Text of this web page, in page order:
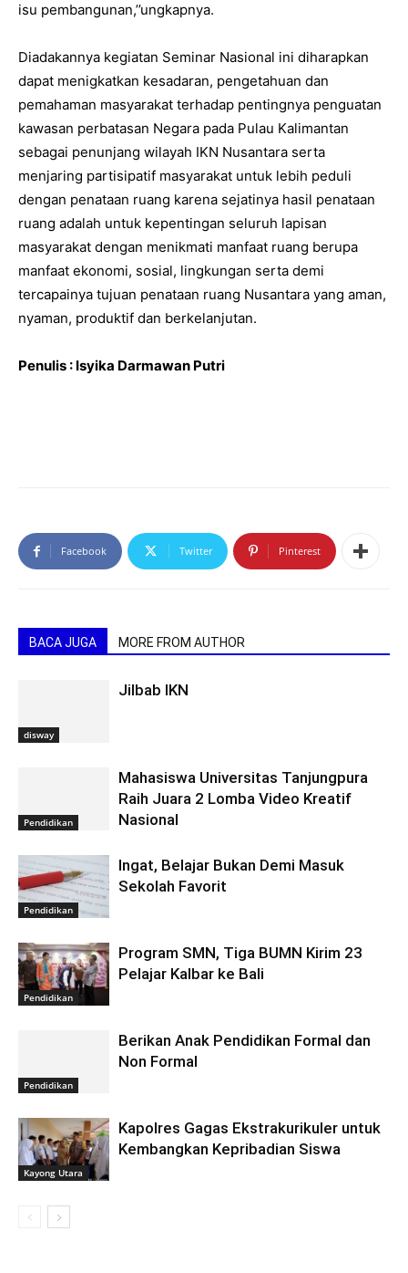
isu pembangunan,’’ungkapnya.
Diadakannya kegiatan Seminar Nasional ini diharapkan
dapat menigkatkan kesadaran, pengetahuan dan
pemahaman masyarakat terhadap pentingnya penguatan
kawasan perbatasan Negara pada Pulau Kalimantan
sebagai penunjang wilayah IKN Nusantara serta
menjaring partisipatif masyarakat untuk lebih peduli
dengan penataan ruang karena sejatinya hasil penataan
ruang adalah untuk kepentingan seluruh lapisan
masyarakat dengan menikmati manfaat ruang berupa
manfaat ekonomi, sosial, lingkungan serta demi
tercapainya tujuan penataan ruang Nusantara yang aman,
nyaman, produktif dan berkelanjutan.
Penulis : Isyika Darmawan Putri
Facebook Twitter Pinterest
BACA JUGA MORE FROM AUTHOR
disway
Jilbab IKN
Pendidikan
Mahasiswa Universitas Tanjungpura
Raih Juara 2 Lomba Video Kreatif
Nasional
Pendidikan
Ingat, Belajar Bukan Demi Masuk
Sekolah Favorit
Pendidikan
Program SMN, Tiga BUMN Kirim 23
Pelajar Kalbar ke Bali
Pendidikan
Berikan Anak Pendidikan Formal dan
Non Formal
Kayong Utara
Kapolres Gagas Ekstrakurikuler untuk
Kembangkan Kepribadian Siswa